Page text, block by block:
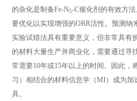
的杂化是制备Fe-N5-C催化剂的有效方
要优化以实现增强的ORR活性。预测纳
实验试错法具有重要意义，但非常具有
的材料大量生产并商业化，需要通过寻
常需要10年或15年以上的时间。因此
习）相结合的材料信息学（MI）成为
具。